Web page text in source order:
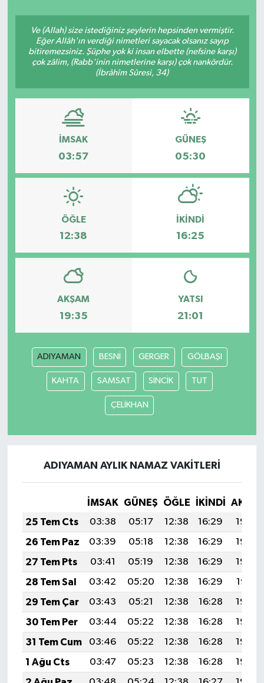
Ve (Allah) size istediğiniz şeylerin hepsinden vermiştir.
Eğer Allâh'ın verdiği nimetleri sayacak olsanız sayıp
bitiremezsiniz. Şüphe yok ki insan elbette (nefsine karşı)
çok zâlim, (Rabb'inin nimetlerine karşı) çok nankördür.
(İbrâhîm Sûresi, 34)
İMSAK
03:57
GÜNEŞ
05:30
ÖĞLE
12:38
İKINDI
16:25
AKŞAM
19:35
YATSI
21:01
ADIYAMAN BESNİ GERGER GÖLBAŞI
KAHTA SAMSAT SİNCİK TUT
ÇELİKHAN
ADIYAMAN AYLIK NAMAZ VAKITLERI
İMSAK GÜNEŞ ÖĞLE İKINDI
25 Tem Cts
03:38 05:17 12:38 16:29
19:50
26 Tem Paz
03:39 05:18 12:38 16:29
19:49
27 Tem Pts
03:41 05:19 12:38 16:29
19:48
28 Tem Sal
03:42 05:20 12:38 16:29
19:47
29 Tem Çar
03:43 05:21 12:38 16:28
19:46
30 Tem Per
03:44 05:22 12:38 16:28
19:45
31 Tem Cum
03:46 05:22 12:38 16:28
19:44
1 Ağu Cts
03:47 05:23 12:38 16:28
19:43